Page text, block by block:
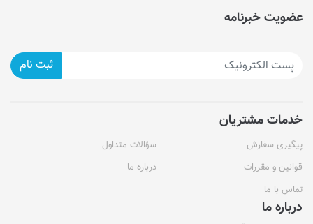
عضویت خبرنامه
ثبت نام
خدمات مشتریان
پیگیری سفارش
سؤالات متداول
قوانین و مقررات
درباره ما
تماس با ما
درباره ما